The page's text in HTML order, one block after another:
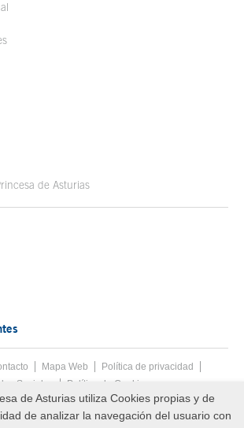
de Asturias
Menú pie
de acceso 8Mapa Web
Política de privacidad
Sociales
Política de Cookies
Fin menú pie
07 21:46:02 UTC 2026 Fundación Princesa de
de Asturias utiliza Cookies propias y de
de analizar la navegación del usuario con